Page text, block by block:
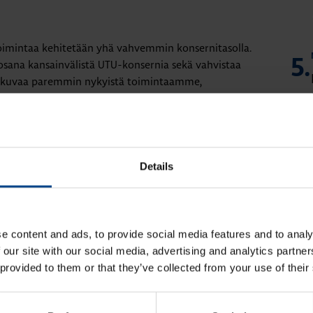
Details
content and ads, to provide social media features and to
site with our social media, advertising and analytics
to them or that they’ve collected from your use of
kehitetään yhä vahvemmin konsernitasolla.
kansainvälistä UTU-konsernia sekä vahvistaa
paremmin nykyistä toimintaamme,
yhteistyökumppaneilta toimenpiteitä.
asiakirjat tehdään UTU Group Oy:n nimissä
5.
6.